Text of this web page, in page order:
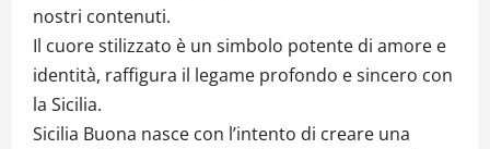
nostri contenuti.
Il cuore stilizzato è un simbolo potente di amore e
identità, raffigura il legame profondo e sincero con
la Sicilia.
Sicilia Buona nasce con l’intento di creare una